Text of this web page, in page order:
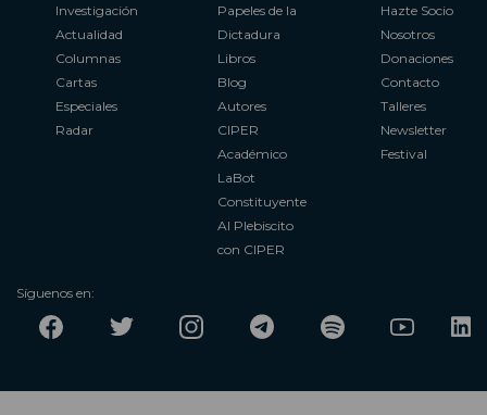
Investigación
Actualidad
Columnas
Cartas
Especiales
Radar
Papeles de la
Dictadura
Libros
Blog
Autores
CIPER
Académico
LaBot
Constituyente
Al Plebiscito
con CIPER
Hazte Socio
Nosotros
Donaciones
Contacto
Talleres
Newsletter
Festival
Síguenos en: